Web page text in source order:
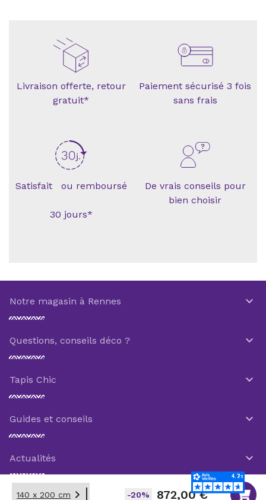
140 x 200 cm  -20% 872,00 €
Livraison offerte, retour
gratuit*
Paiement sécurisé 3 fois
sans frais
Satisfait ou remboursé
30 jours*
De vrais conseils pour
bien choisir
Notre magasin à Rennes 
Questions, conseils déco ? 
Tapis Chic 
Guides et conseils 
Actualités 